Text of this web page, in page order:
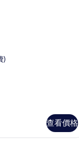
)
查看價格